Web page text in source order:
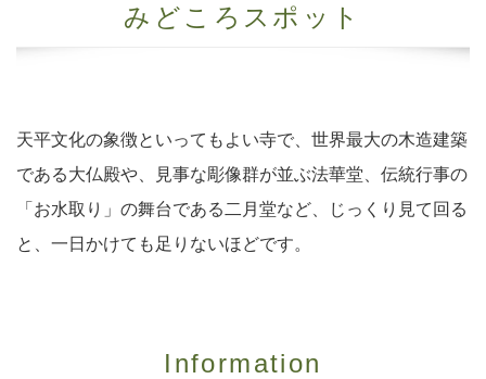
みどころスポット
天平文化の象徴といってもよい寺で、世界最大の木造建築
である大仏殿や、見事な彫像群が並ぶ法華堂、伝統行事の
「お水取り」の舞台である二月堂など、じっくり見て回る
と、一日かけても足りないほどです。
Information